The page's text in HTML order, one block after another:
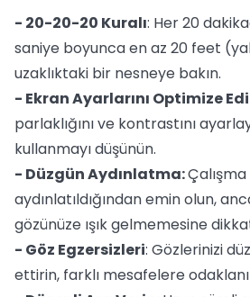
- 20-20-20 Kuralı: Her 20
saniye boyunca en az 20 feet
uzaklıktaki bir nesneye bakın.
- Ekran Ayarlarını Optimize
parlaklığını ve kontrastını
kullanmayı düşünün.
- Düzgün Aydınlatma:Çalışma
aydınlatıldığından emin olun,
gözünüze ışık gelmemesine
- Göz Egzersizleri: Gözlerinizi
ettirin, farklı mesafelere